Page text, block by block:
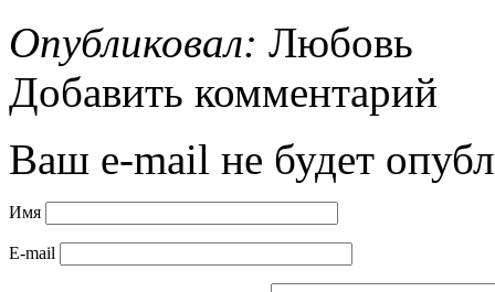
Опубликовал: Любовь
Добавить комментарий
Ваш e-mail не будет
Имя
E-mail